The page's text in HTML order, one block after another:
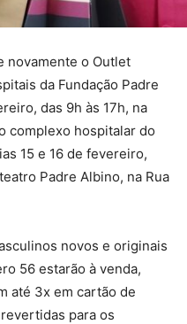
novamente o Outlet
da Fundação Padre
das 9h às 17h, na
complexo hospitalar do
15 e 16 de fevereiro,
Padre Albino, na Rua
novos e originais
56 estarão à venda,
até 3x em cartão de
para os